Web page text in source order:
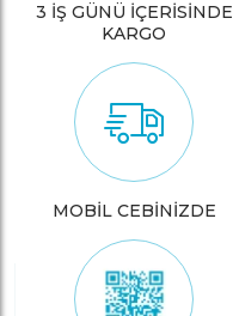
3 İŞ GÜNÜ İÇERİSİNDE
KARGO
MOBİL CEBİNİZDE